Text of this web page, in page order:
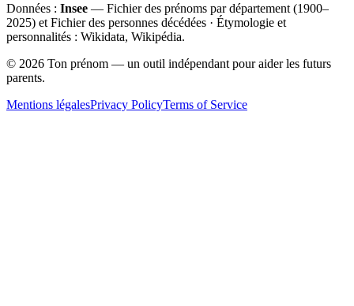
Données : Insee — Fichier des prénoms par département (1900–
2025) et Fichier des personnes décédées · Étymologie et
personnalités : Wikidata, Wikipédia.
© 2026 Ton prénom — un outil indépendant pour aider les futurs
parents.
Mentions légalesPrivacy PolicyTerms of Service